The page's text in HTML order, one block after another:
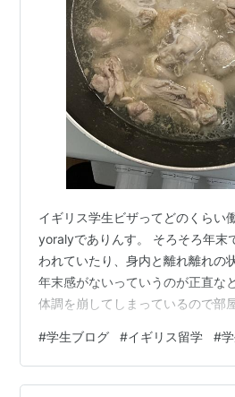
イギリス学生ビザってどのくらい
yoralyでありんす。 そろそろ年末
われていたり、身内と離れ離れの
年末感がないっていうのが正直な
体調を崩してしまっているので部
るよう努力します。 イギリス学生
ける？ イギリスでバイト！ 後は
葛藤をお送りします。 ONとOFF
#学生ブログ #イギリス留学 #